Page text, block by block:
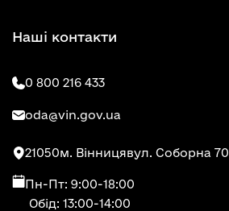
Наші контакти
0 800 216 433
oda@vin.gov.ua
21050м. Вінницявул. Соборна 70
Пн-Пт: 9:00-18:00
Обід: 13:00-14:00